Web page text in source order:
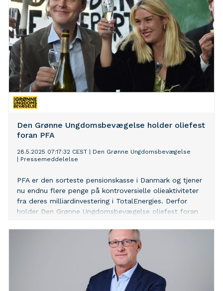
Den Grønne Ungdomsbevægelse holder oliefest
foran PFA
28.5.2025 07:17:32 CEST
Den Grønne Ungdomsbevægelse
Pressemeddelelse
PFA er den sorteste pensionskasse i Danmark og tjener
nu endnu flere penge på kontroversielle olieaktiviteter
fra deres milliardinvestering i TotalEnergies. Derfor
holder Den Grønne Ungdomsbevægelse oliefest foran
pensionskassen tjener penge på at drive klimakrisen.